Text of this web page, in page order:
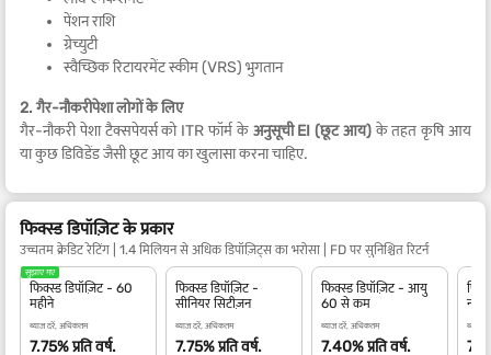
पेंशन राशि
ग्रेच्युटी
स्वैच्छिक रिटायरमेंट स्कीम (VRS) भुगतान
2. गैर-नौकरीपेशा लोगों के लिए
गैर-नौकरी पेशा टैक्सपेयर्स को ITR फॉर्म के अनुसूची EI (छूट आय)के तहत कृषि आय
या कुछ डिविडेंड जैसी छूट आय का खुलासा करना चाहिए.
फिक्स्ड डिपॉज़िट के प्रकार
उच्चतम क्रेडिट रेटिंग | 1.4 मिलियन से अधिक डिपॉज़िट्स का भरोसा | FD पर सुनिश्चित रिटर्न
सुझाए गए
फिक्स्ड डिपॉज़िट - 60
महीने
ब्याज दरें, अधिकतम
7.75% प्रति वर्ष.
फिक्स्ड डिपॉज़िट -
सीनियर सिटीज़न
ब्याज दरें, अधिकतम
7.75% प्रति वर्ष.
फिक्स्ड डिपॉज़िट - आयु
60 से कम
ब्याज दरें, अधिकतम
7.40% प्रति वर्ष.
ब्याज